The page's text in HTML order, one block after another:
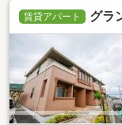
賃貸アパート グラ